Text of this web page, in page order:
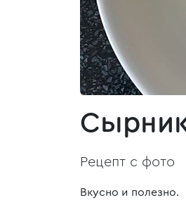
Рецепт с фото
Вкусно и полезно.